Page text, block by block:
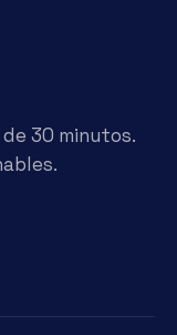
30 minutos.